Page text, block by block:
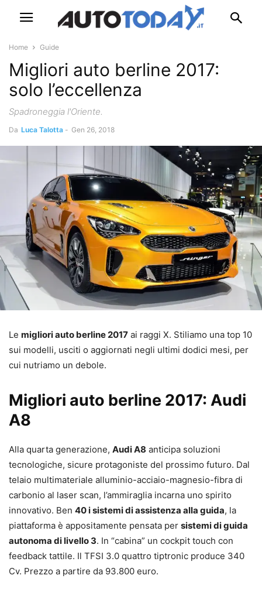
Home Guide
Migliori auto berline 2017:
solo l’eccellenza
Spadroneggia l'Oriente.
Da Luca Talotta - Gen 26, 2018
Le migliori auto berline 2017 ai raggi X. Stiliamo una top 10
sui modelli, usciti o aggiornati negli ultimi dodici mesi, per
cui nutriamo un debole.
Migliori auto berline 2017: Audi
A8
Alla quarta generazione, Audi A8 anticipa soluzioni
tecnologiche, sicure protagoniste del prossimo futuro. Dal
telaio multimateriale alluminio-acciaio-magnesio-fibra di
carbonio al laser scan, l’ammiraglia incarna uno spirito
innovativo. Ben 40 i sistemi di assistenza alla guida, la
piattaforma è appositamente pensata per sistemi di guida
autonoma di livello 3. In “cabina” un cockpit touch con
feedback tattile. Il TFSI 3.0 quattro tiptronic produce 340
Cv. Prezzo a partire da 93.800 euro.